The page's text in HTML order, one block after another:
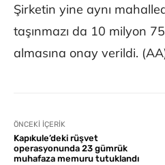
Şirketin yine aynı
taşınmazı da 10 milyon
almasına onay verildi.
ÖNCEKI İÇERIK
Kapıkule’deki rüşvet
operasyonunda 23 gümrük
muhafaza memuru tutuklandı